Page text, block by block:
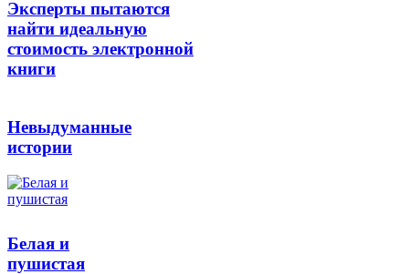
Эксперты пытаются
найти идеальную
стоимость электронной
книги
Невыдуманные
истории
Белая и
пушистая